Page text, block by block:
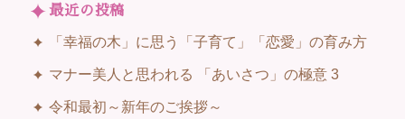
最近の投稿
「幸福の木」に思う「子育て」「恋愛」の育み方
マナー美人と思われる 「あいさつ」の極意 3
令和最初～新年のご挨拶～